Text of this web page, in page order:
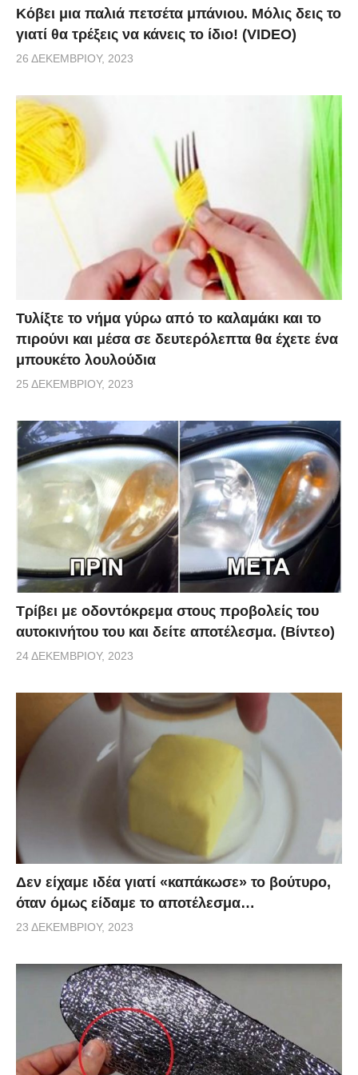
να εφαρμόσει τα παραπάνω επιστημονικά
δεδομένα… (το επίκαιρο σημείο ξεκινάει στο 2′:45″
του βίντεο) Συνδυάζει λίγο φρεσκοκομμένο καφέ (ή
σε ίσες ποσότητες και το απλώνει προσεκτικά στα
μάτια της.
Κόβει μια παλιά πετσέτα μπάνιου. Μόλις δεις το
γιατί θα τρέξεις να κάνεις το ίδιο! (VIDEO)
26 ΔΕΚΕΜΒΡΊΟΥ, 2023
Τυλίξτε το νήμα γύρω από το καλαμάκι και το
πιρούνι και μέσα σε δευτερόλεπτα θα έχετε ένα
μπουκέτο λουλούδια
25 ΔΕΚΕΜΒΡΊΟΥ, 2023
Τρίβει με οδοντόκρεμα στους προβολείς του
αυτοκινήτου του και δείτε αποτέλεσμα. (Βίντεο)
24 ΔΕΚΕΜΒΡΊΟΥ, 2023
Δεν είχαμε ιδέα γιατί «καπάκωσε» το βούτυρο,
όταν όμως είδαμε το αποτέλεσμα…
23 ΔΕΚΕΜΒΡΊΟΥ, 2023